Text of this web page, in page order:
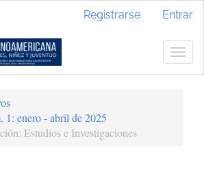
Registrarse Entrar
1: enero - abril de 2025
Estudios e Investigaciones